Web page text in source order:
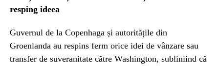
resping ideea
Guvernul de la Copenhaga și autoritățile din
Groenlanda au respins ferm orice idei de vânzare sau
transfer de suveranitate către Washington, subliniind că